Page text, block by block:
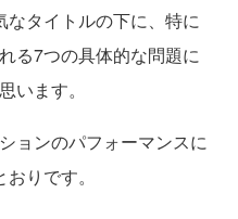
タイトルの下に、特に
る7つの具体的な問題に
います。
ョンのパフォーマンスに
りです。